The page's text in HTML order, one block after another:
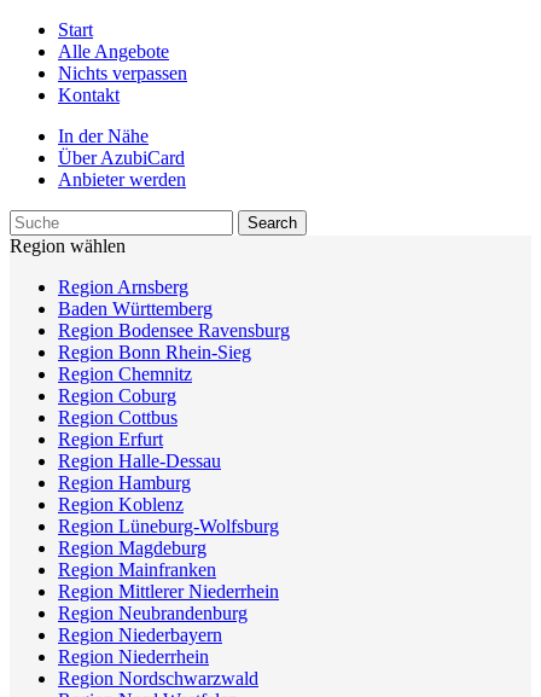
Start
Alle Angebote
Nichts verpassen
Kontakt
In der Nähe
Über AzubiCard
Anbieter werden
Region wählen
Region Arnsberg
Baden Württemberg
Region Bodensee Ravensburg
Region Bonn Rhein-Sieg
Region Chemnitz
Region Coburg
Region Cottbus
Region Erfurt
Region Halle-Dessau
Region Hamburg
Region Koblenz
Region Lüneburg-Wolfsburg
Region Magdeburg
Region Mainfranken
Region Mittlerer Niederrhein
Region Neubrandenburg
Region Niederbayern
Region Niederrhein
Region Nordschwarzwald